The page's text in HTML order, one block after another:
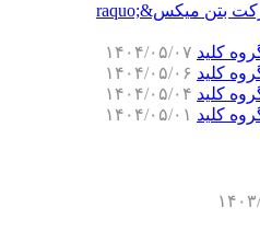
کلید ۱۴۰۴/۰۵/۰۷
کلید ۱۴۰۴/۰۵/۰۶
کلید ۱۴۰۴/۰۵/۰۴
کلید ۱۴۰۴/۰۵/۰۱
۱۰